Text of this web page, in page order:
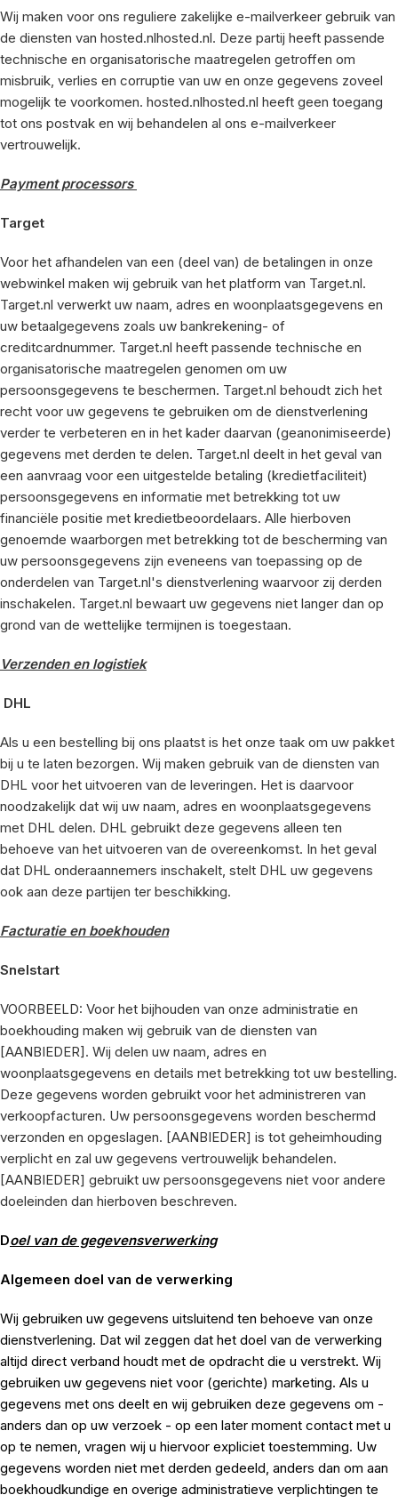
Wij maken voor ons reguliere zakelijke e-mailverkeer gebruik van
de diensten van hosted.nlhosted.nl. Deze partij heeft passende
technische en organisatorische maatregelen getroffen om
misbruik, verlies en corruptie van uw en onze gegevens zoveel
mogelijk te voorkomen. hosted.nlhosted.nl heeft geen toegang
tot ons postvak en wij behandelen al ons e-mailverkeer
vertrouwelijk.
Payment processors
Target
Voor het afhandelen van een (deel van) de betalingen in onze
webwinkel maken wij gebruik van het platform van Target.nl.
Target.nl verwerkt uw naam, adres en woonplaatsgegevens en
uw betaalgegevens zoals uw bankrekening- of
creditcardnummer. Target.nl heeft passende technische en
organisatorische maatregelen genomen om uw
persoonsgegevens te beschermen. Target.nl behoudt zich het
recht voor uw gegevens te gebruiken om de dienstverlening
verder te verbeteren en in het kader daarvan (geanonimiseerde)
gegevens met derden te delen. Target.nl deelt in het geval van
een aanvraag voor een uitgestelde betaling (kredietfaciliteit)
persoonsgegevens en informatie met betrekking tot uw
financiële positie met kredietbeoordelaars. Alle hierboven
genoemde waarborgen met betrekking tot de bescherming van
uw persoonsgegevens zijn eveneens van toepassing op de
onderdelen van Target.nl's dienstverlening waarvoor zij derden
inschakelen. Target.nl bewaart uw gegevens niet langer dan op
grond van de wettelijke termijnen is toegestaan.
Verzenden en logistiek
DHL
Als u een bestelling bij ons plaatst is het onze taak om uw pakket
bij u te laten bezorgen. Wij maken gebruik van de diensten van
DHL voor het uitvoeren van de leveringen. Het is daarvoor
noodzakelijk dat wij uw naam, adres en woonplaatsgegevens
met DHL delen. DHL gebruikt deze gegevens alleen ten
behoeve van het uitvoeren van de overeenkomst. In het geval
dat DHL onderaannemers inschakelt, stelt DHL uw gegevens
ook aan deze partijen ter beschikking.
Facturatie en boekhouden
Snelstart
VOORBEELD: Voor het bijhouden van onze administratie en
boekhouding maken wij gebruik van de diensten van
[AANBIEDER]. Wij delen uw naam, adres en
woonplaatsgegevens en details met betrekking tot uw bestelling.
Deze gegevens worden gebruikt voor het administreren van
verkoopfacturen. Uw persoonsgegevens worden beschermd
verzonden en opgeslagen. [AANBIEDER] is tot geheimhouding
verplicht en zal uw gegevens vertrouwelijk behandelen.
[AANBIEDER] gebruikt uw persoonsgegevens niet voor andere
doeleinden dan hierboven beschreven.
Doel van de gegevensverwerking
Algemeen doel van de verwerking
Wij gebruiken uw gegevens uitsluitend ten behoeve van onze
dienstverlening. Dat wil zeggen dat het doel van de verwerking
altijd direct verband houdt met de opdracht die u verstrekt. Wij
gebruiken uw gegevens niet voor (gerichte) marketing. Als u
gegevens met ons deelt en wij gebruiken deze gegevens om -
anders dan op uw verzoek - op een later moment contact met u
op te nemen, vragen wij u hiervoor expliciet toestemming. Uw
gegevens worden niet met derden gedeeld, anders dan om aan
boekhoudkundige en overige administratieve verplichtingen te